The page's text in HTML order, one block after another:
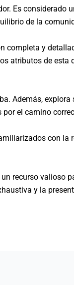
Es considerado
de la
completa y
atributos de esta
Además, explora
el camino
con la
recurso valioso
y la